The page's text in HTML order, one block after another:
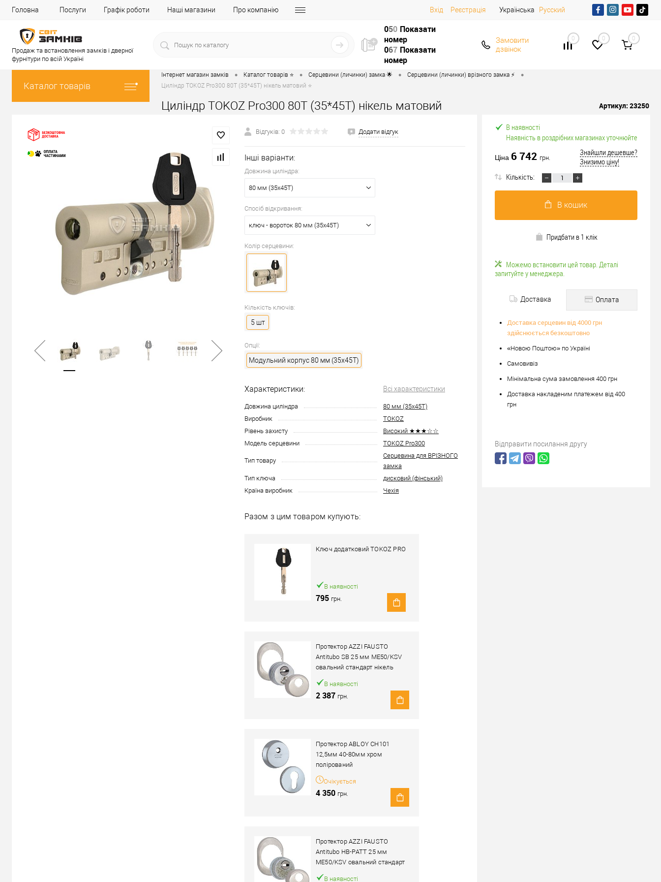
Головна Послуги Графік роботи Наші магазини Про компанію Вхід Реєстрація Українська Русский
Продаж та встановлення замків і дверної
фурнітури по всій Україні
050 Показати
номер
067 Показати
номер
Замовити
дзвінок
0 0 0
Каталог товарів
Інтернет магазин замків • Каталог товарів ⭐ • Серцевини (личинки) замка 🌟 • Серцевини (личинки) врізного замка ⚡️ •
Циліндр TOKOZ Pro300 80T (35*45T) нікель матовий ⭐
Циліндр TOKOZ Pro300 80T (35*45T) нікель матовий Артикул: 23250
Відгуків: 0 Додати відгук
Інші варіанти:
Довжина циліндра:
80 мм (35x45T)
Спосіб відкривання:
ключ - вороток 80 мм (35x45T)
Колір серцевини:
Кількість ключів:
5 шт
Опції:
Модульний корпус 80 мм (35x45T)
Характеристики: Всі характеристики
Довжина циліндра
80 мм (35x45T)
Виробник
TOKOZ
Рівень захисту
Високий ★★★☆☆
Модель серцевини
TOKOZ Pro300
Тип товару
Серцевина для ВРІЗНОГО
замка
Тип ключа
дисковий (фінський)
Країна виробник
Чехія
Разом з цим товаром купують:
Ключ додатковий TOKOZ PRO
В наявності
795 грн.
Протектор AZZI FAUSTO
Antitubo SB 25 мм ME50/KSV
овальний стандарт нікель
матовий
В наявності
2 387 грн.
Протектор ABLOY CH101
12,5мм 40-80мм хром
полірований
Очікується
4 350 грн.
Протектор AZZI FAUSTO
Antitubo HB-PATT 25 мм
ME50/KSV овальний стандарт
нікель матовий
В наявності
В наявності
Наявність в роздрібних магазинах уточнюйте
Ціна 6 742 грн.
Знайшли дешевше?
Знизимо ціну!
Кількість:
В кошик
Придбати в 1 клік
Можемо встановити цей товар. Деталі
запитуйте у менеджера.
Доставка Оплата
Доставка серцевин від 4000 грн
здійснюється безкоштовно
«Новою Поштою» по Україні
Самовивіз
Мінімальна сума замовлення 400 грн
Доставка накладеним платежем від 400
грн
Відправити посилання другу